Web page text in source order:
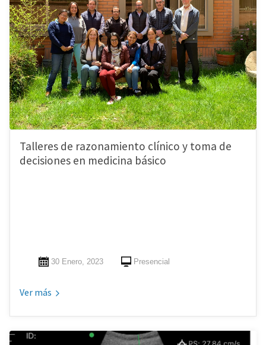
Talleres de razonamiento clínico y toma de
decisiones en medicina básico
30 Enero, 2023 Presencial
Ver más